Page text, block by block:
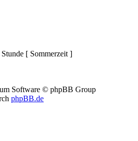
[ Sommerzeit ]
Software © phpBB Group
phpBB.de